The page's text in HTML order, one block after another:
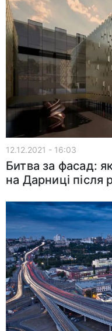
12.12.2021 - 16:03
Битва за фасад:
на Дарниці після